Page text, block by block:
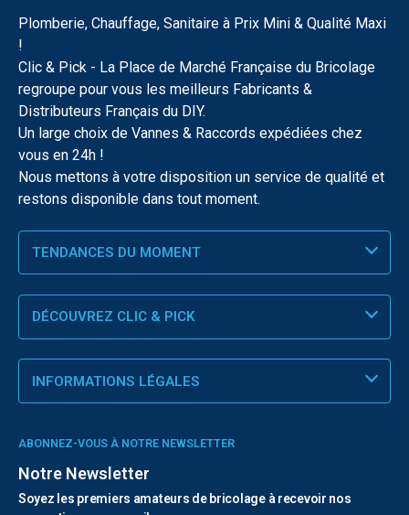
Plomberie, Chauffage, Sanitaire à Prix Mini & Qualité Maxi
!
Clic & Pick - La Place de Marché Française du Bricolage
regroupe pour vous les meilleurs Fabricants &
Distributeurs Français du DIY.
Un large choix de Vannes & Raccords expédiées chez
vous en 24h !
Nous mettons à votre disposition un service de qualité et
restons disponible dans tout moment.
TENDANCES DU MOMENT
DÉCOUVREZ CLIC & PICK
INFORMATIONS LÉGALES
ABONNEZ-VOUS À NOTRE NEWSLETTER
Notre Newsletter
Soyez les premiers amateurs de bricolage à recevoir nos